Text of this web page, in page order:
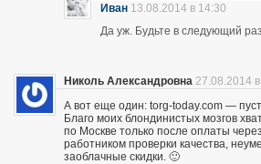
Иван 13.08.2014 в 14:30
Да уж. Будьте в следующий
Николь Александровна 27.08.2014 в
А вот еще один: torg-today.com —
Благо моих блондинистых мозгов
по Москве только после оплаты
работником проверки качества,
заоблачные скидки. 🙂